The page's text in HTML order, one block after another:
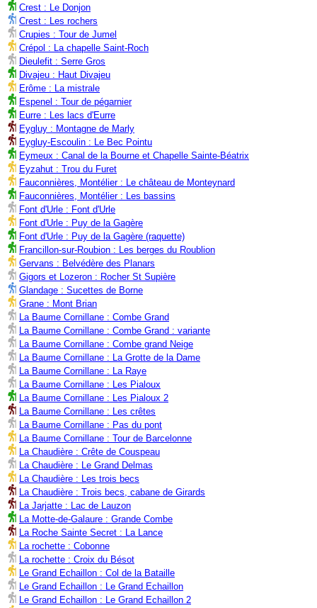
Crest : Le Donjon
Crest : Les rochers
Crupies : Tour de Jumel
Crépol : La chapelle Saint-Roch
Dieulefit : Serre Gros
Divajeu : Haut Divajeu
Erôme : La mistrale
Espenel : Tour de pégarnier
Eurre : Les lacs d'Eurre
Eygluy : Montagne de Marly
Eygluy-Escoulin : Le Bec Pointu
Eymeux : Canal de la Bourne et Chapelle Sainte-Béatrix
Eyzahut : Trou du Furet
Fauconnières, Montélier : Le château de Monteynard
Fauconnières, Montélier : Les bassins
Font d'Urle : Font d'Urle
Font d'Urle : Puy de la Gagère
Font d'Urle : Puy de la Gagère (raquette)
Francillon-sur-Roubion : Les berges du Roublion
Gervans : Belvédère des Planars
Gigors et Lozeron : Rocher St Supière
Glandage : Sucettes de Borne
Grane : Mont Brian
La Baume Cornillane : Combe Grand
La Baume Cornillane : Combe Grand : variante
La Baume Cornillane : Combe grand Neige
La Baume Cornillane : La Grotte de la Dame
La Baume Cornillane : La Raye
La Baume Cornillane : Les Pialoux
La Baume Cornillane : Les Pialoux 2
La Baume Cornillane : Les crêtes
La Baume Cornillane : Pas du pont
La Baume Cornillane : Tour de Barcelonne
La Chaudière : Crête de Couspeau
La Chaudière : Le Grand Delmas
La Chaudière : Les trois becs
La Chaudière : Trois becs, cabane de Girards
La Jarjatte : Lac de Lauzon
La Motte-de-Galaure : Grande Combe
La Roche Sainte Secret : La Lance
La rochette : Cobonne
La rochette : Croix du Bésot
Le Grand Echaillon : Col de la Bataille
Le Grand Echaillon : Le Grand Echaillon
Le Grand Echaillon : Le Grand Echaillon 2